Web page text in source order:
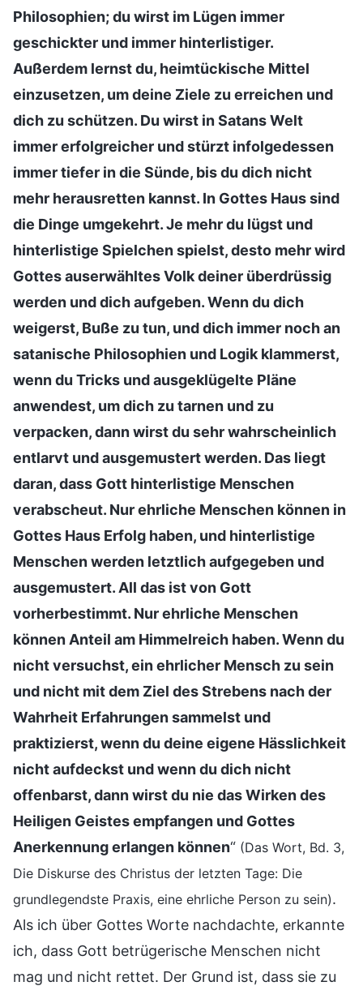
Philosophien; du wirst im Lügen immer
geschickter und immer hinterlistiger.
Außerdem lernst du, heimtückische Mittel
einzusetzen, um deine Ziele zu erreichen und
dich zu schützen. Du wirst in Satans Welt
immer erfolgreicher und stürzt infolgedessen
immer tiefer in die Sünde, bis du dich nicht
mehr herausretten kannst. In Gottes Haus sind
die Dinge umgekehrt. Je mehr du lügst und
hinterlistige Spielchen spielst, desto mehr wird
Gottes auserwähltes Volk deiner überdrüssig
werden und dich aufgeben. Wenn du dich
weigerst, Buße zu tun, und dich immer noch an
satanische Philosophien und Logik klammerst,
wenn du Tricks und ausgeklügelte Pläne
anwendest, um dich zu tarnen und zu
verpacken, dann wirst du sehr wahrscheinlich
entlarvt und ausgemustert werden. Das liegt
daran, dass Gott hinterlistige Menschen
verabscheut. Nur ehrliche Menschen können in
Gottes Haus Erfolg haben, und hinterlistige
Menschen werden letztlich aufgegeben und
ausgemustert. All das ist von Gott
vorherbestimmt. Nur ehrliche Menschen
können Anteil am Himmelreich haben. Wenn du
nicht versuchst, ein ehrlicher Mensch zu sein
und nicht mit dem Ziel des Strebens nach der
Wahrheit Erfahrungen sammelst und
praktizierst, wenn du deine eigene Hässlichkeit
nicht aufdeckst und wenn du dich nicht
offenbarst, dann wirst du nie das Wirken des
Heiligen Geistes empfangen und Gottes
Anerkennung erlangen können“ (Das Wort, Bd. 3,
Die Diskurse des Christus der letzten Tage: Die
grundlegendste Praxis, eine ehrliche Person zu sein).
Als ich über Gottes Worte nachdachte, erkannte
ich, dass Gott betrügerische Menschen nicht
mag und nicht rettet. Der Grund ist, dass sie zu